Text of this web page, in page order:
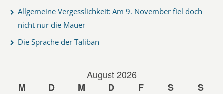
Allgemeine Vergesslichkeit: Am 9. November fiel doch
nicht nur die Mauer
Die Sprache der Taliban
August 2026
M
D M D F S
S